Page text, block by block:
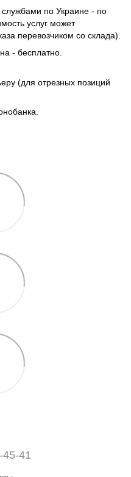
по Украине - по
услуг может
перевозчиком со склада).
- бесплатно.
(для отрезных позиций
45-41